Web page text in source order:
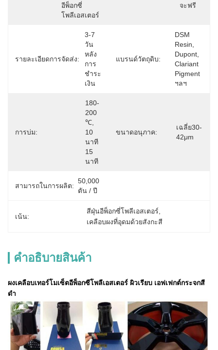
อีพ็อกซี่
โพลีเอสเตอร์
จะฟรี
รายละเอียดการจัดส่ง:
3-7
วัน
หลัง
การ
ชำระ
เงิน
แบรนด์วัตถุดิบ:
DSM
Resin,
Dupont,
Clariant
Pigment
ฯลฯ
การบ่ม:
180-
200
℃,
10
นาที
15
นาที
ขนาดอนุภาค:
เฉลี่ย30-
42μm
สามารถในการผลิต:
50,000
ตัน / ปี
เน้น:
สีฝุ่นอีพ็อกซี่โพลีเอสเตอร์
เคลือบผงที่อุดมด้วยสังกะสี
คําอธิบายสินค้า
ผงเคลือบเทอร์โมเซ็ตอีพ็อกซีโพลีเอสเตอร์ ผิวเรียบ เอฟเฟกต์กระจกสี
ดำ